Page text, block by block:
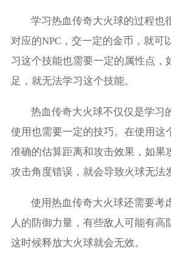
学习热血传奇大火球的过程也
对应的NPC，交一定的金币，就可
习这个技能也需要一定的属性点，
足，就无法学习这个技能。
热血传奇大火球不仅仅是学习
使用也需要一定的技巧。在使用这
准确的估算距离和攻击效果，如果
攻击角度错误，就会导致火球无法
使用热血传奇大火球还需要考
人的防御力量，有些敌人可能有高
这时候释放大火球就会无效。